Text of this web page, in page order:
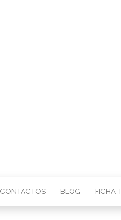
CONTACTOS BLOG FICHA